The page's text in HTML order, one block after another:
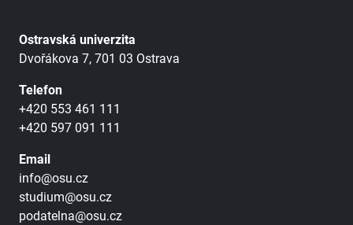
Ostravská univerzita
Dvořákova 7, 701 03 Ostrava
Telefon
+420 553 461 111
+420 597 091 111
Email
info@osu.cz
studium@osu.cz
podatelna@osu.cz